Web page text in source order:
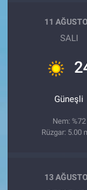
11
SALI
Güneşli
Nem: %72
Rüzgar: 5.00
13